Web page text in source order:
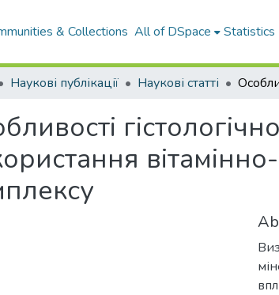
& Collections All of DSpace Statistics
Наукові публікації Наукові статті